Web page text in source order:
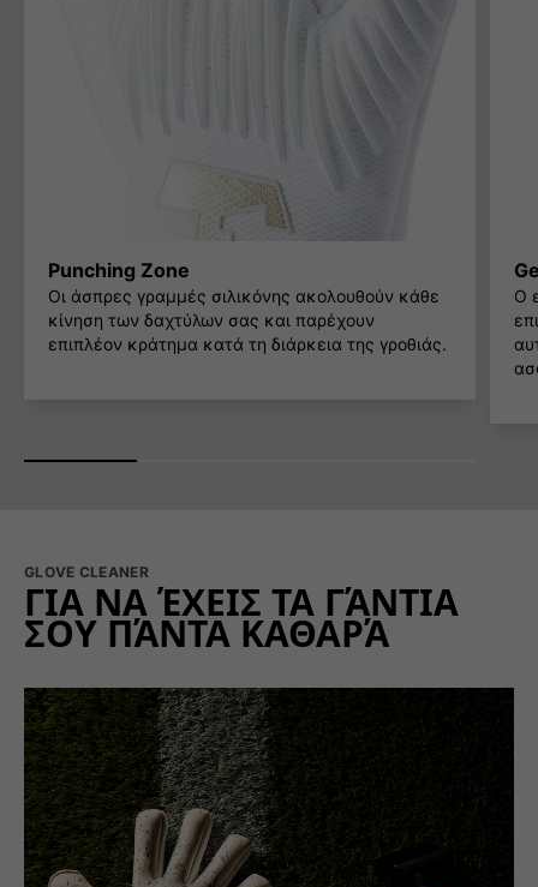
Punching Zone
Οι άσπρες γραμμές σιλικόνης ακολουθούν κάθε
κίνηση των δαχτύλων σας και παρέχουν
επιπλέον κράτημα κατά τη διάρκεια της γροθιάς.
Ο
GLOVE CLEANER
ΓΙΑ ΝΑ ΈΧΕΙΣ ΤΑ ΓΆΝΤΙΑ
ΣΟΥ ΠΆΝΤΑ ΚΑΘΑΡΆ